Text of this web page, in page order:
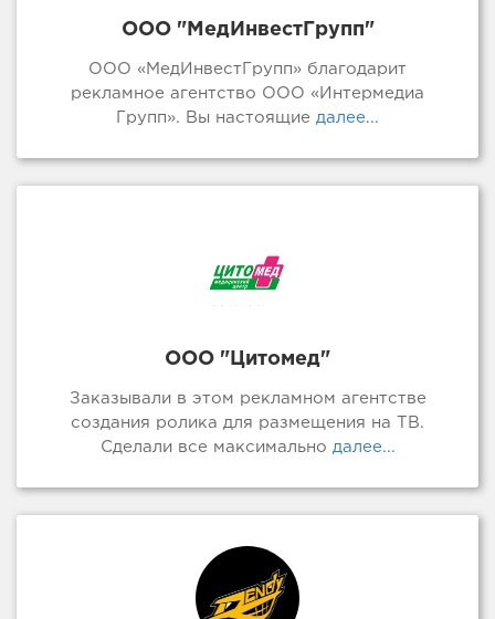
ООО "МедИнвестГрупп"
ООО «МедИнвестГрупп» благодарит
рекламное агентство ООО «Интермедиа
Групп». Вы настоящие далее...
ООО "Цитомед"
Заказывали в этом рекламном агентстве
создания ролика для размещения на ТВ.
Сделали все максимально далее...